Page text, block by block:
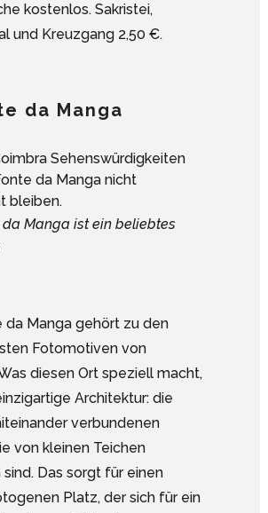
kostenlos. Sakristei,
und Kreuzgang 2,50 €.
da Manga
da Manga ist ein beliebtes
da Manga gehört zu den
Fotomotiven von
diesen Ort speziell macht,
Architektur: die
verbundenen
von kleinen Teichen
Das sorgt für einen
Platz, der sich für ein